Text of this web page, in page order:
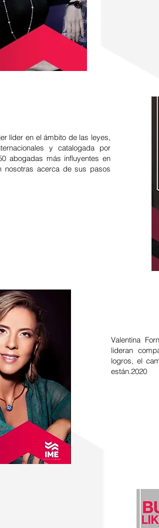
líder en el ámbito de las leyes,
y catalogada por
abogadas más influyentes en
nosotras acerca de sus pasos
Valentina
lideran
logros, el
están.2020